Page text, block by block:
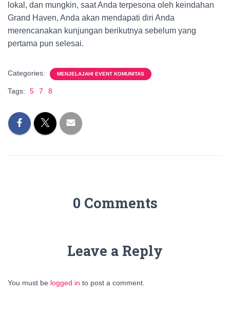
lokal, dan mungkin, saat Anda terpesona oleh keindahan
Grand Haven, Anda akan mendapati diri Anda
merencanakan kunjungan berikutnya sebelum yang
pertama pun selesai.
Categories: MENJELAJAHI EVENT KOMUNITAS
Tags: 5 7 8
0 Comments
Leave a Reply
You must be logged in to post a comment.